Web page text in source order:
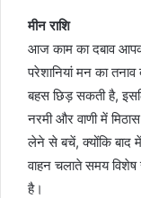
मीन राशि
आज काम का दबाव
परेशानियां मन का
बहस छिड़ सकती है,
नरमी और वाणी में
लेने से बचें, क्योंकि बाद
वाहन चलाते समय विशेष
है।